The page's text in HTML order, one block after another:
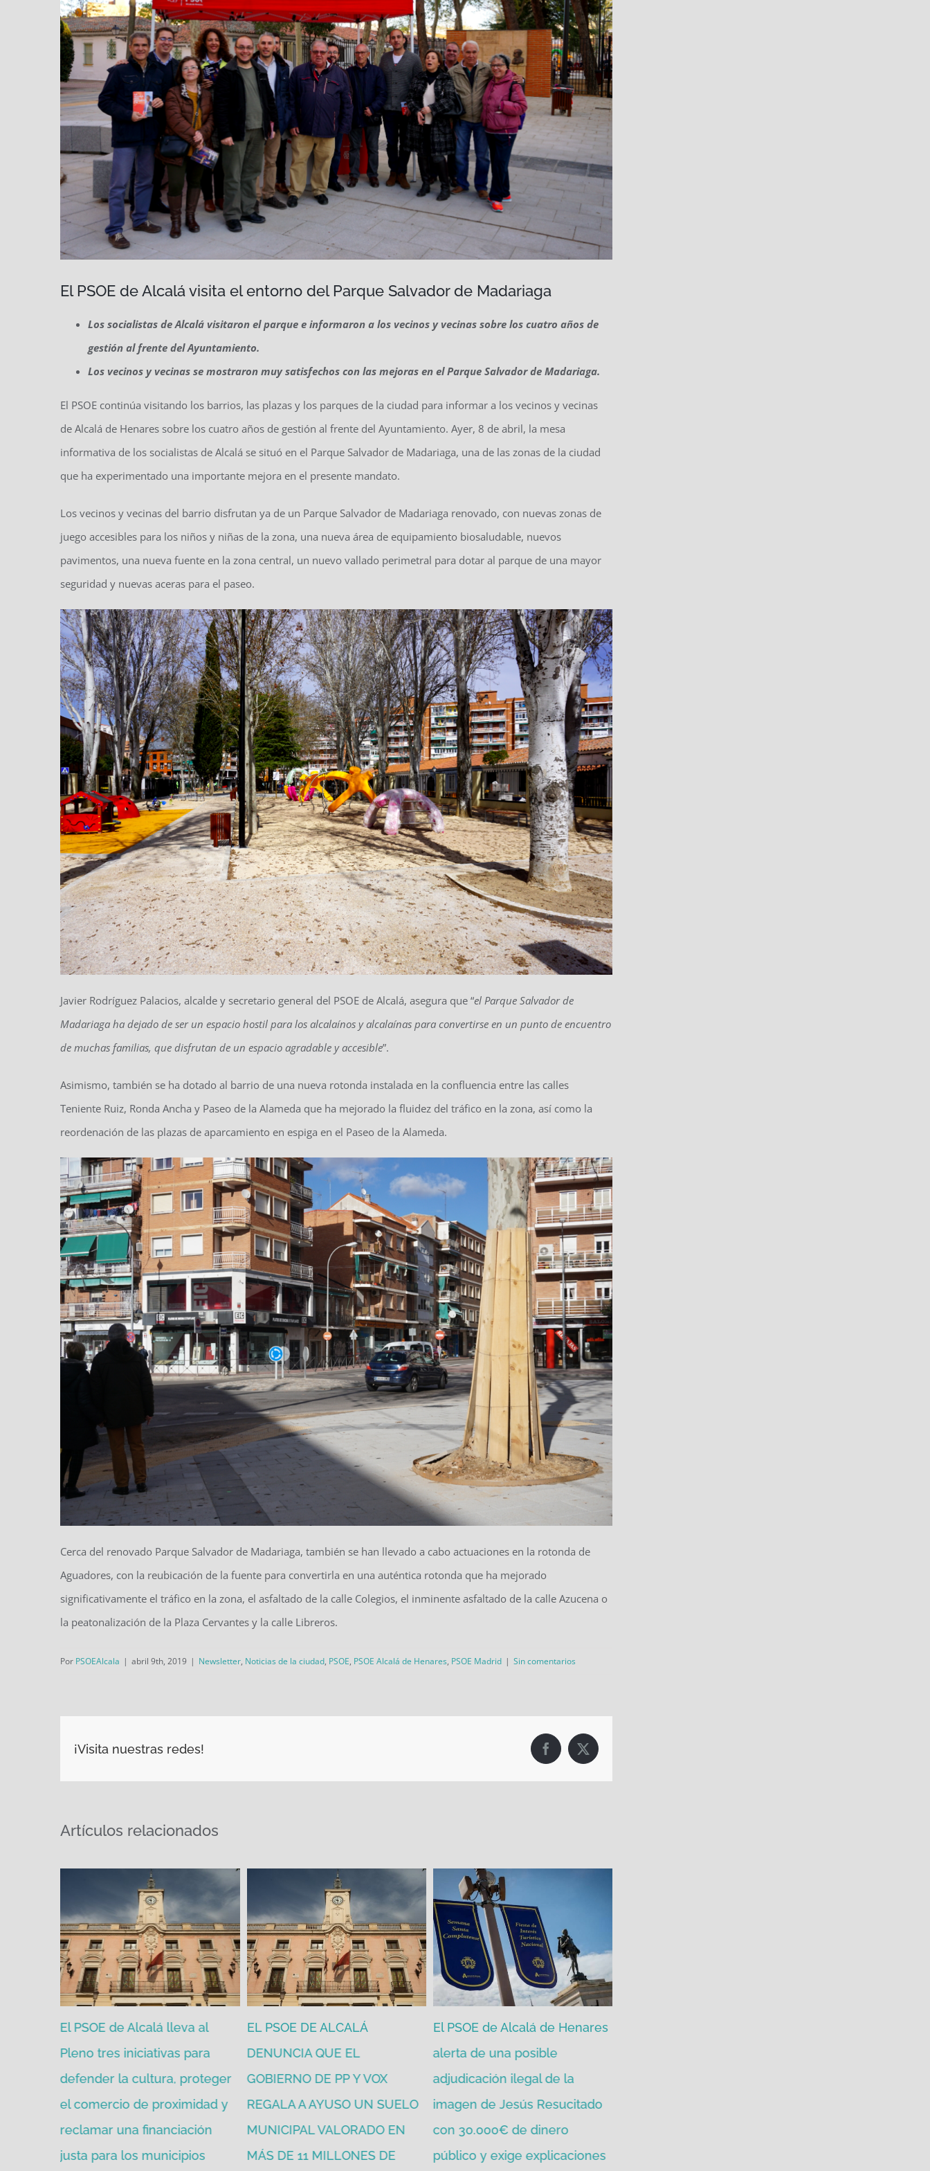
El PSOE de Alcalá visita el entorno del Parque Salvador de Madariaga
Los socialistas de Alcalá visitaron el parque e informaron a los vecinos y vecinas sobre los cuatro años de
gestión al frente del Ayuntamiento.
Los vecinos y vecinas se mostraron muy satisfechos con las mejoras en el Parque Salvador de Madariaga.
El PSOE continúa visitando los barrios, las plazas y los parques de la ciudad para informar a los vecinos y vecinas
de Alcalá de Henares sobre los cuatro años de gestión al frente del Ayuntamiento. Ayer, 8 de abril, la mesa
informativa de los socialistas de Alcalá se situó en el Parque Salvador de Madariaga, una de las zonas de la ciudad
que ha experimentado una importante mejora en el presente mandato.
Los vecinos y vecinas del barrio disfrutan ya de un Parque Salvador de Madariaga renovado, con nuevas zonas de
juego accesibles para los niños y niñas de la zona, una nueva área de equipamiento biosaludable, nuevos
pavimentos, una nueva fuente en la zona central, un nuevo vallado perimetral para dotar al parque de una mayor
seguridad y nuevas aceras para el paseo.
Javier Rodríguez Palacios, alcalde y secretario general del PSOE de Alcalá, asegura que “el Parque Salvador de
Madariaga ha dejado de ser un espacio hostil para los alcalaínos y alcalaínas para convertirse en un punto de encuentro
de muchas familias, que disfrutan de un espacio agradable y accesible”.
Asimismo, también se ha dotado al barrio de una nueva rotonda instalada en la confluencia entre las calles
Teniente Ruiz, Ronda Ancha y Paseo de la Alameda que ha mejorado la fluidez del tráfico en la zona, así como la
reordenación de las plazas de aparcamiento en espiga en el Paseo de la Alameda.
Cerca del renovado Parque Salvador de Madariaga, también se han llevado a cabo actuaciones en la rotonda de
Aguadores, con la reubicación de la fuente para convertirla en una auténtica rotonda que ha mejorado
significativamente el tráfico en la zona, el asfaltado de la calle Colegios, el inminente asfaltado de la calle Azucena o
la peatonalización de la Plaza Cervantes y la calle Libreros.
Por PSOEAlcala | abril 9th, 2019 | Newsletter, Noticias de la ciudad, PSOE, PSOE Alcalá de Henares, PSOE Madrid | Sin comentarios
¡Visita nuestras redes! Facebook
X
Artículos relacionados
EL PSOE DE ALCALÁ
DENUNCIA QUE EL
GOBIERNO DE PP Y VOX
REGALA A AYUSO UN SUELO
MUNICIPAL VALORADO EN
MÁS DE 11 MILLONES DE
El PSOE de Alcalá de Henares
alerta de una posible
adjudicación ilegal de la
imagen de Jesús Resucitado
con 30.000€ de dinero
público y exige explicaciones
El PSOE complutense vota en
contra de la nefasta gestión
económica del gobierno de
Alcalá de PP y VOX
julio 10th, 2026